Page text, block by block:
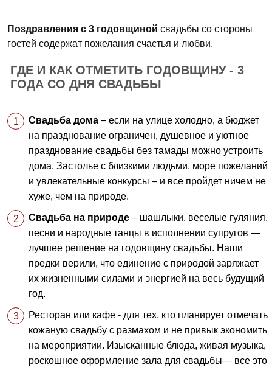
Поздравления с 3 годовщиной свадьбы со стороны
гостей содержат пожелания счастья и любви.
ГДЕ И КАК ОТМЕТИТЬ ГОДОВЩИНУ - 3
ГОДА СО ДНЯ СВАДЬБЫ
Свадьба дома – если на улице холодно, а бюджет
на празднование ограничен, душевное и уютное
празднование свадьбы без тамады можно устроить
дома. Застолье с близкими людьми, море пожеланий
и увлекательные конкурсы – и все пройдет ничем не
хуже, чем на природе.
Свадьба на природе – шашлыки, веселые гуляния,
песни и народные танцы в исполнении супругов —
лучшее решение на годовщину свадьбы. Наши
предки верили, что единение с природой заряжает
их жизненными силами и энергией на весь будущий
год.
Ресторан или кафе - для тех, кто планирует отмечать
кожаную свадьбу с размахом и не привык экономить
на мероприятии. Изысканные блюда, живая музыка,
роскошное оформление зала для свадьбы— все это